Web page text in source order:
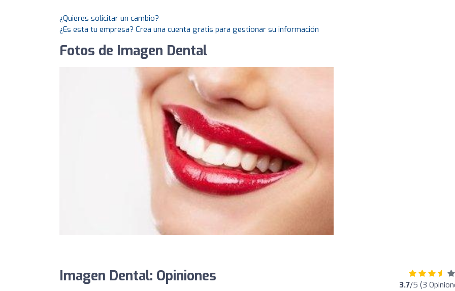
¿Quieres solicitar un cambio?
¿Es esta tu empresa? Crea una cuenta gratis para gestionar su información
Fotos de Imagen Dental
Imagen Dental: Opiniones 3.7/5 (3